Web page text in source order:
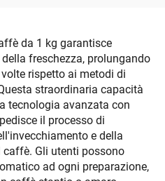
da 1 kg garantisce
freschezza, prolungando
rispetto ai metodi di
straordinaria capacità
tecnologia avanzata con
il processo di
e della
caffè. Gli utenti possono
ad ogni preparazione,